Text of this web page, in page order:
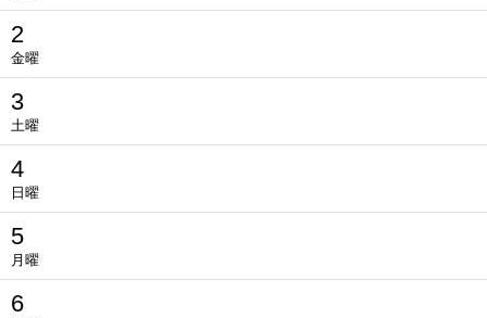
2
金曜
3
土曜
4
日曜
5
月曜
6